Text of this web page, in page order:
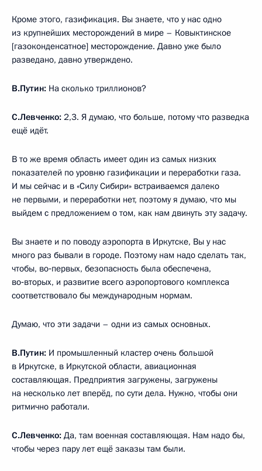
Кроме этого, газификация. Вы знаете, что у нас одно
из крупнейших месторождений в мире – Ковыктинское
[газоконденсатное] месторождение. Давно уже было
разведано, давно утверждено.
В.Путин: На сколько триллионов?
С.Левченко: 2,3. Я думаю, что больше, потому что разведка
ещё идёт.
В то же время область имеет один из самых низких
показателей по уровню газификации и переработки газа.
И мы сейчас и в «Силу Сибири» встраиваемся далеко
не первыми, и переработки нет, поэтому я думаю, что мы
выйдем с предложением о том, как нам двинуть эту задачу.
Вы знаете и по поводу аэропорта в Иркутске, Вы у нас
много раз бывали в городе. Поэтому нам надо сделать так,
чтобы, во‑первых, безопасность была обеспечена,
во‑вторых, и развитие всего аэропортового комплекса
соответствовало бы международным нормам.
Думаю, что эти задачи – одни из самых основных.
В.Путин: И промышленный кластер очень большой
в Иркутске, в Иркутской области, авиационная
составляющая. Предприятия загружены, загружены
на несколько лет вперёд, по сути дела. Нужно, чтобы они
ритмично работали.
С.Левченко: Да, там военная составляющая. Нам надо бы,
чтобы через пару лет ещё заказы там были.